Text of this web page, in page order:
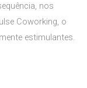
nos
Coworking, o
estimulantes.